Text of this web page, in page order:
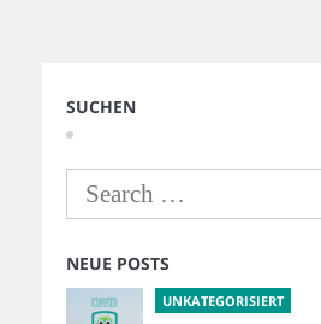
SUCHEN
NEUE POSTS
UNKATEGORISIERT